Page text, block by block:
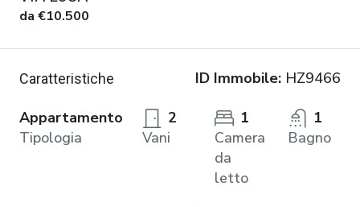
da €10.500
Caratteristiche ID Immobile: HZ9466
Appartamento
Tipologia
2
Vani
1
Camera
da
letto
1
Bagno